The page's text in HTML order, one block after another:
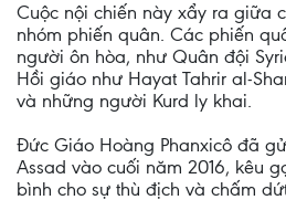
Cuộc nội chiến này xẩy ra giữa
nhóm phiến quân. Các phiến
người ôn hòa, như Quân đội
Hồi giáo như Hayat Tahrir al-
và những người Kurd ly khai.
Đức Giáo Hoàng Phanxicô đã
Assad vào cuối năm 2016, kêu
bình cho sự thù địch và chấm